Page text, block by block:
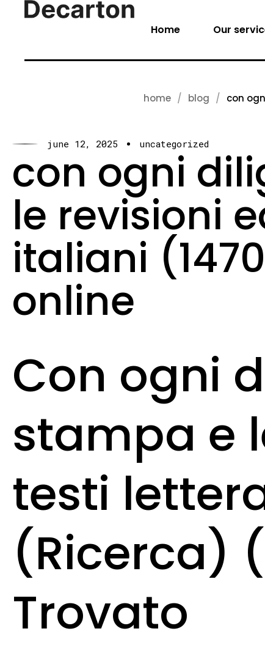
Home Our
home blog con
june 12, 2025 uncategorized
con ogni
le revisioni
italiani
online
Con ogni
stampa e
testi
(Ricerca)
Trovato